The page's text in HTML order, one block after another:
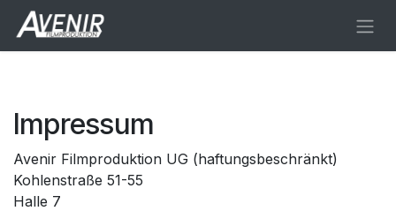
Zum Inhalt springen
Impressum
Avenir Filmproduktion UG (haftungsbeschränkt)
Kohlenstraße 51-55
Halle 7